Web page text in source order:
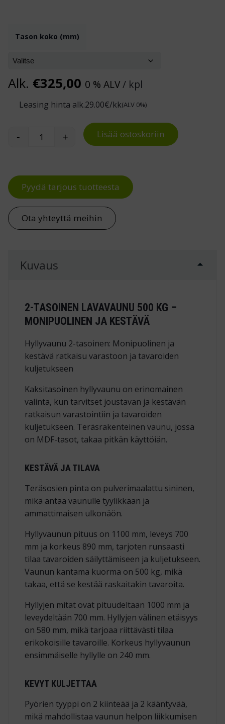
Tason koko (mm)
Alk. €325,00 0 % ALV/ kpl
Leasing hinta alk.29.00€/kk(ALV 0%)
2-tasoinen lavavaunu 500 kg määrä
- + Lisää ostoskoriin
Pyydä tarjous tuotteesta
Ota yhteyttä meihin
Kuvaus
2-TASOINEN LAVAVAUNU 500 KG –
MONIPUOLINEN JA KESTÄVÄ
Hyllyvaunu 2-tasoinen: Monipuolinen ja
kestävä ratkaisu varastoon ja tavaroiden
kuljetukseen
Kaksitasoinen hyllyvaunu on erinomainen
valinta, kun tarvitset joustavan ja kestävän
ratkaisun varastointiin ja tavaroiden
kuljetukseen. Teräsrakenteinen vaunu, jossa
on MDF-tasot, takaa pitkän käyttöiän.
KESTÄVÄ JA TILAVA
Teräsosien pinta on pulverimaalattu sininen,
mikä antaa vaunulle tyylikkään ja
ammattimaisen ulkonäön.
Hyllyvaunun pituus on 1100 mm, leveys 700
mm ja korkeus 890 mm, tarjoten runsaasti
tilaa tavaroiden säilyttämiseen ja kuljetukseen.
Vaunun kantama kuorma on 500 kg, mikä
takaa, että se kestää raskaitakin tavaroita.
Hyllyjen mitat ovat pituudeltaan 1000 mm ja
leveydeltään 700 mm. Hyllyjen välinen etäisyys
on 580 mm, mikä tarjoaa riittävästi tilaa
erikokoisille tavaroille. Korkeus hyllyvaunun
ensimmäiselle hyllylle on 240 mm.
KEVYT KULJETTAA
Pyörien tyyppi on 2 kiinteää ja 2 kääntyvää,
mikä mahdollistaa vaunun helpon liikkumisen